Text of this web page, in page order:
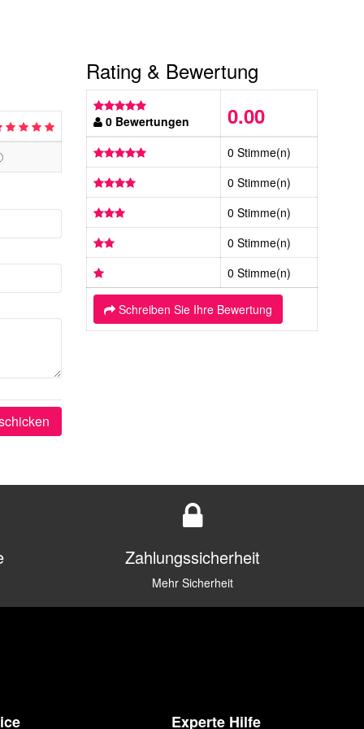
Rating & Bewertung
0 Bewertungen 0.00
0 Stimme(n)
0 Stimme(n)
0 Stimme(n)
0 Stimme(n)
0 Stimme(n)
Schreiben Sie Ihre Bewertung
Zahlungssicherheit
Mehr Sicherheit
Experte Hilfe